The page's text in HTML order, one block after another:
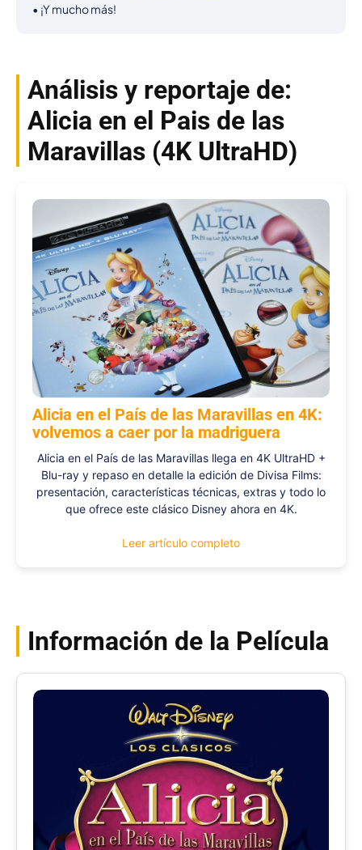
• ¡Y mucho más!
Análisis y reportaje de:
Alicia en el Pais de las
Maravillas (4K UltraHD)
Alicia en el País de las Maravillas en 4K:
volvemos a caer por la madriguera
Alicia en el País de las Maravillas llega en 4K UltraHD +
Blu-ray y repaso en detalle la edición de Divisa Films:
presentación, características técnicas, extras y todo lo
que ofrece este clásico Disney ahora en 4K.
Leer artículo completo
Información de la Película